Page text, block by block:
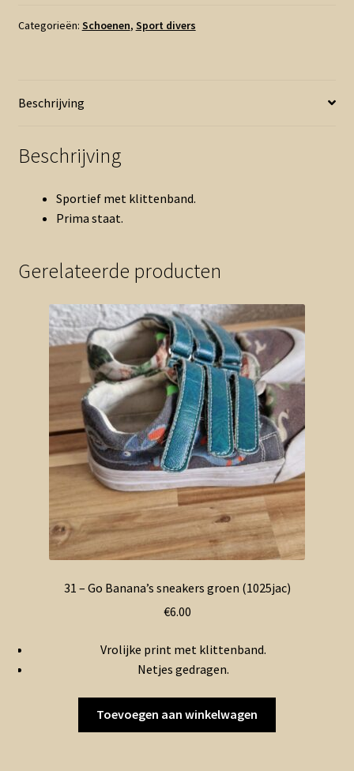
wit
Categorieën: Schoenen, Sport divers
Beschrijving
Beschrijving
Sportief met klittenband.
Prima staat.
Gerelateerde producten
31 – Go Banana’s sneakers groen (1025jac)
€6.00
Vrolijke print met klittenband.
Netjes gedragen.
Toevoegen aan winkelwagen